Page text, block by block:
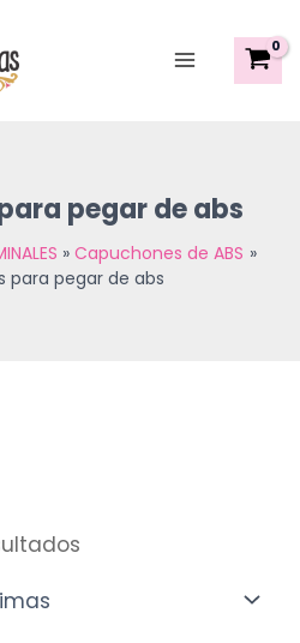
Menu
pegar de abs
Capuchones de ABS
para pegar de abs